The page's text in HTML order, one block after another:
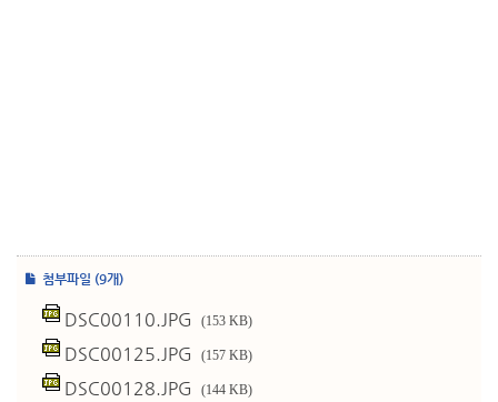
첨부파일 (9개)
DSC00110.JPG (153 KB)
DSC00125.JPG (157 KB)
DSC00128.JPG (144 KB)